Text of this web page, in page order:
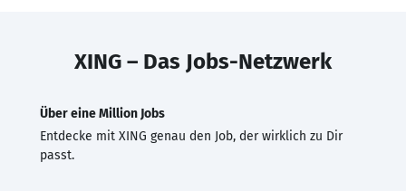
XING – Das Jobs-Netzwerk
Über eine Million Jobs
Entdecke mit XING genau den Job, der wirklich zu Dir
passt.